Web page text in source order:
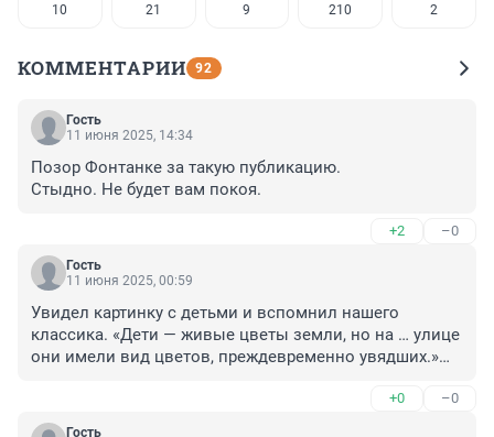
10 21 9 210 2
КОММЕНТАРИИ 92
Гость
11 июня 2025, 14:34
Позор Фонтанке за такую публикацию.
Стыдно. Не будет вам покоя.
+2 –0
Гость
11 июня 2025, 00:59
Увидел картинку с детьми и вспомнил нашего
классика. «Дети — живые цветы земли, но на … улице
они имели вид цветов, преждевременно увядших.»
+0 –0
Гость